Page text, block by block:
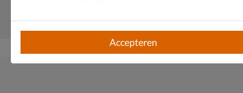
Accepteren